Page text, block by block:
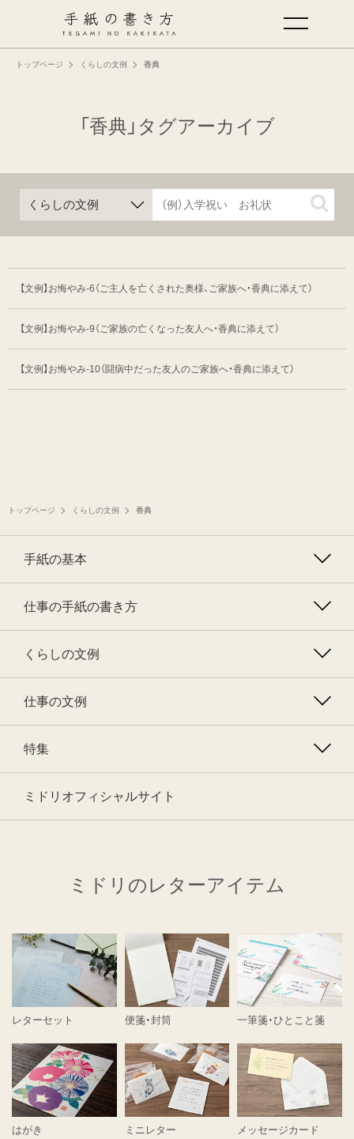
トップページ くらしの文例 香典
「香典」タグアーカイブ
【文例】お悔やみ-6 （ご主人を亡くされた奥様、ご家族へ・香典に添えて）
【文例】お悔やみ-9 （ご家族の亡くなった友人へ・香典に添えて）
【文例】お悔やみ-10（闘病中だった友人のご家族へ・香典に添えて）
トップページ くらしの文例 香典
手紙の基本
仕事の手紙の書き方
くらしの文例
仕事の文例
特集
ミドリオフィシャルサイト
ミドリのレターアイテム
レターセット 便箋・封筒 一筆箋・ひとこと箋
はがき ミニレター メッセージカード
手紙の基本
仕事の手紙の書き方
特集
ミドリオフィシャルサイト